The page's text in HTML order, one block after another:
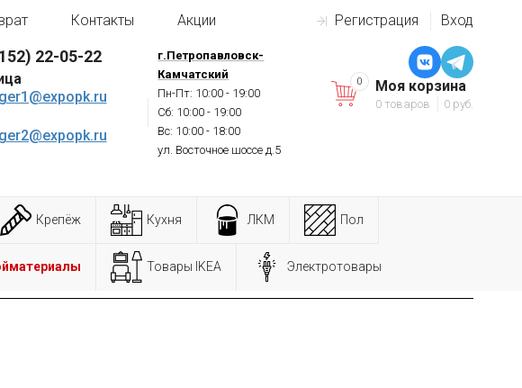
Регистрация Вход
Контакты Акции
22-05-22
г.Петропавловск-
Камчатский
Пн-Пт: 10:00 - 19:00
Сб: 10:00 - 19:00
Вс: 10:00 - 18:00
ул. Восточное шоссе д.5
Моя корзина
0 товаров 0 руб.
0
Крепёж Кухня ЛКМ Пол
Товары IKEA Электротовары